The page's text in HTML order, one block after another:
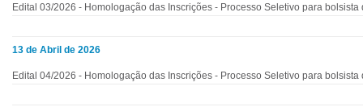
Edital 03/2026 - Homologação das Inscrições - Processo Seletivo para
13 de Abril de 2026
Edital 04/2026 - Homologação das Inscrições - Processo Seletivo para